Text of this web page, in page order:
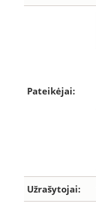
Pateikėjai:
Užrašytojai: